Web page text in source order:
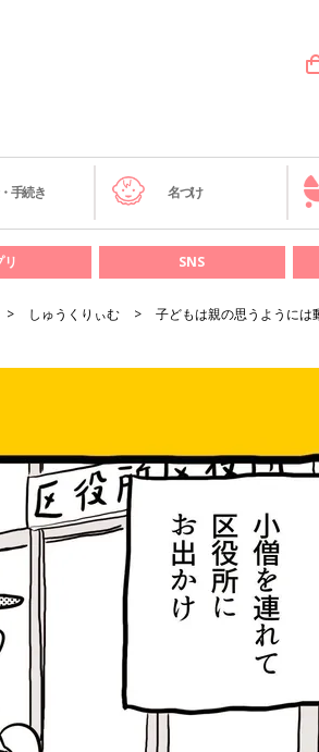
手続き 名づけ
リ SNS
しゅうくりぃむ 子どもは親の思うようには